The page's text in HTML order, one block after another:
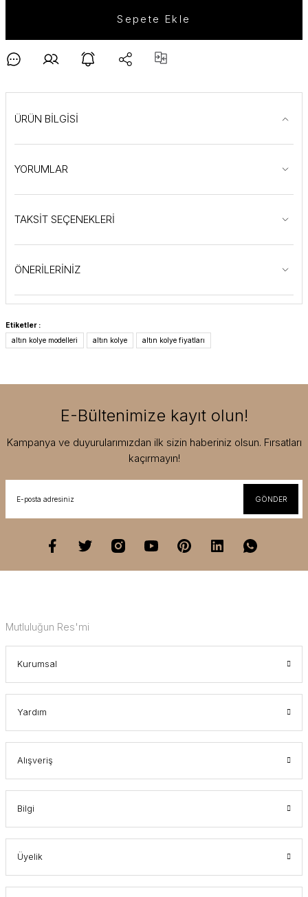
Sepete Ekle
ÜRÜN BİLGİSİ
YORUMLAR
TAKSİT SEÇENEKLERİ
ÖNERİLERİNİZ
Etiketler :
altın kolye modelleri
altın kolye altın kolye fiyatları
E-Bültenimize kayıt olun!
Kampanya ve duyurularımızdan ilk sizin haberiniz olsun. Fırsatları
kaçırmayın!
GÖNDER
Mutluluğun Res'mi
Kurumsal
Yardım
Alışveriş
Bilgi
Üyelik